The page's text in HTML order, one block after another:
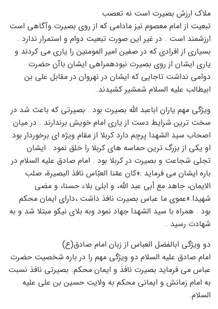
ملاک ارزش بصیرت است نه تعصب
تبعیت از امام معصوم نیز مادامی که از روی بصیرت وآگاهی است
ارزشمند است . در غیر این صورت تبعیت دوام و استمرار ندارد .
بسیاری از افرادی که در صفین امیر المومنین را یاری می کردند و
یاری ایشان از روی بصیرت نبودهمراهی ایشان باآن حضرت
دوامی نداشت تاجایی که ایشان در نهروان در مقابل علی بن
ابیطالب علیه السلام شمشیر کشیدند.
ویژگی مهم یاران اباعبد الله بصیرت بود . بصیرتی که باعث شد در
سخت ترین شرایط دست از یاری امام خویش برندارند . در میان
اصحاب سید الشهدا پرچم دارد کربلا از مقام ویژه ای برخوردار بود.
او یکی از بزرگ ترین حماسه های کربلا را خلق نمود . ایشان
تجلی شجاعت و بصیرت در کربلا بود . امام صادق علیه السلام در
باره ایشان می فرماید :«کان‏ عمّنا العبّاس‏ نافذ البصیرة، صلب‏
الایمان‏، جاهد مع أبى عبد اللَّه، و ابلى بلاء حسنا، و مضى
شهیدا.»عموی ما عباس بصیرت نافذ داشت ،دارای ایمان محکم
بود . همراه با سید الشهدا جهاد نمود وبه بلای نیکو مبتلا شد و به
شهادت رسید .
دو ویژگی ابالفضل العباس از زبان امام صادق(ع)
امام صادق علیه السلام دو ویژگی مهم را در باره شخصیت حضرت
عباس می فرماید بصیرت نافذ و ایمان محکم. بصیرتی نافذ نسبت
به امام زمانش و ایمانی محکم به ولایت حسین بن علی علیه
السلام.